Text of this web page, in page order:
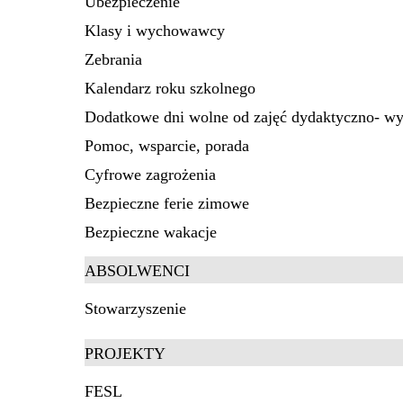
Klasy i wychowawcy
Zebrania
Kalendarz roku szkolnego
Dodatkowe dni wolne od zajęć dydaktyczno-
Pomoc, wsparcie, porada
Cyfrowe zagrożenia
Bezpieczne ferie zimowe
Bezpieczne wakacje
ABSOLWENCI
Stowarzyszenie
PROJEKTY
FESL